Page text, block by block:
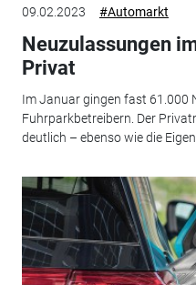
09.02.2023 #Automarkt
Neuzulassungen
Privat
Im Januar gingen fast 61.000
Fuhrparkbetreibern. Der
deutlich – ebenso wie die